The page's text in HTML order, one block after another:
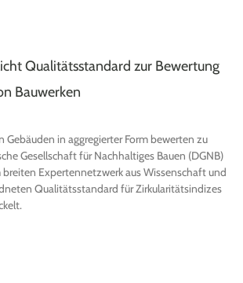
Qualitätsstandard zur Bewertung
Bauwerken
Gebäuden in aggregierter Form bewerten zu
Gesellschaft für Nachhaltiges Bauen (DGNB)
Expertennetzwerk aus Wissenschaft und
Qualitätsstandard für Zirkularitätsindizes